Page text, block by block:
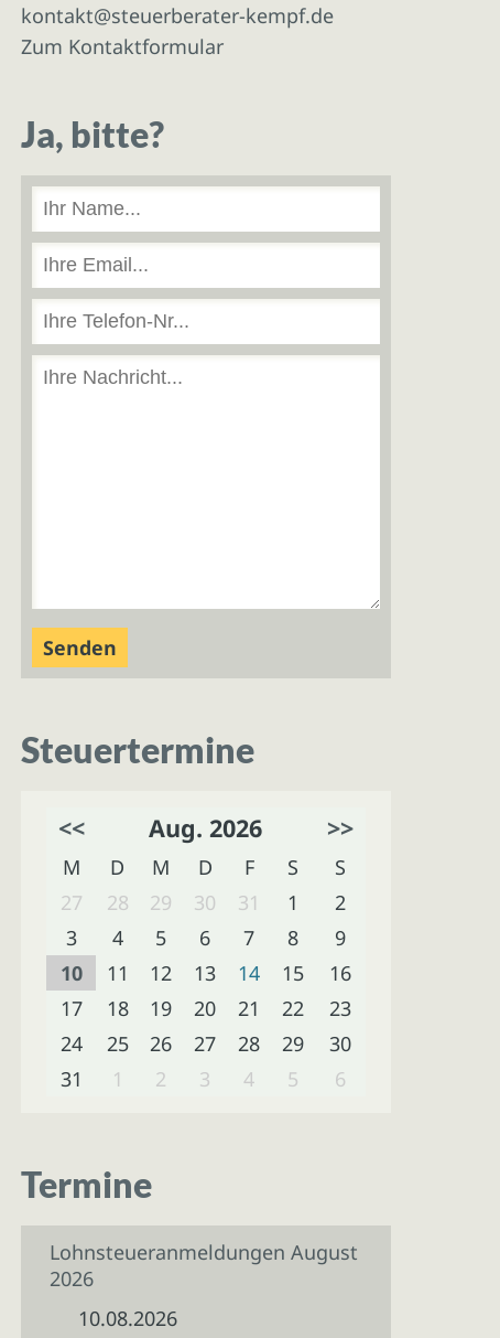
kontakt@steuerberater-kempf.de
Zum Kontaktformular
Ja, bitte?
Steuertermine
<< Aug. 2026 >>
M D M D F S
S
27
28 29 30 31 1
2
3
4 5 6 7 8
9
10
11 12 13 14 15
16
17
18 19 20 21 22
23
24
25 26 27 28 29
30
31
1 2 3 4 5 6
Termine
Lohnsteueranmeldungen August
2026
10.08.2026